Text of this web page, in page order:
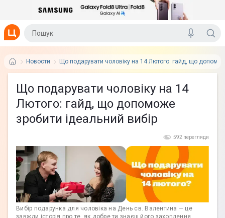
Новости Що подарувати чоловіку на 14 Лютого: гайд, що
Що подарувати чоловіку на 14
Лютого: гайд, що допоможе
зробити ідеальний вибір
592 перегляди
Вибір подарунка для чоловіка на День св. Валентина — це